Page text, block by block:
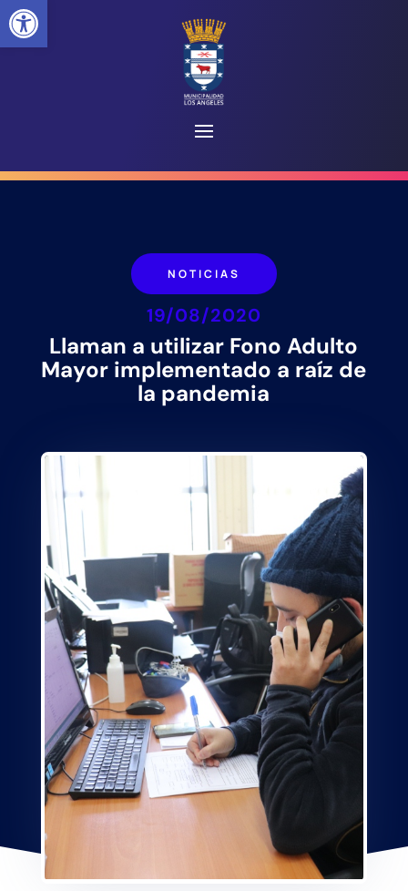
NOTICIAS
19/08/2020
Llaman a utilizar Fono Adulto
Mayor implementado a raíz de
la pandemia